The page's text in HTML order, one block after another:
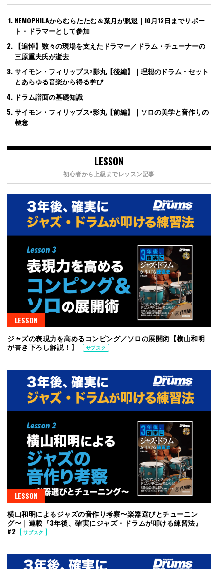
NEMOPHILAからむらたたむ＆葉月が脱退｜10月12日までサポー
ト・ドラマーとして参加
【追悼】数々の現場を支えたドラマー／ドラム・チューナーの
三原重夫氏が逝去
サイモン・フィリップス×影丸【後編】｜理想のドラム・セット
とあらゆる音楽から得る学び
ドラム譜面の基礎知識
サイモン・フィリップス×影丸【前編】｜ソロの美学と音作りの
極意
LESSON
初心者から上級までレッスン記事
LESSON
ジャズの表現力を高めるコンピング／ソロの展開術【横山和明
が書き下ろし解説！】
サブスク
LESSON
横山和明によるジャズの音作り考察〜楽器選びとチューニン
グ〜｜連載『3年後、確実にジャズ・ドラムが叩ける練習法』
#2
サブスク